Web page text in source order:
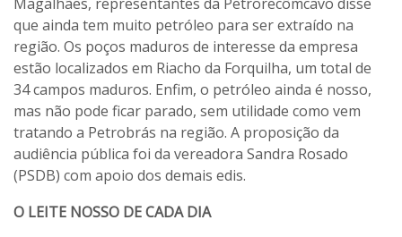
que ainda tem muito petróleo para ser extraído na
região. Os poços maduros de interesse da empresa
estão localizados em Riacho da Forquilha, um total de
34 campos maduros. Enfim, o petróleo ainda é nosso,
mas não pode ficar parado, sem utilidade como vem
tratando a Petrobrás na região. A proposição da
audiência pública foi da vereadora Sandra Rosado
(PSDB) com apoio dos demais edis.
O LEITE NOSSO DE CADA DIA